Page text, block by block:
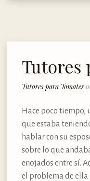
Tutores
Tutores para Tomates
Hace poco tiempo,
que estaba
hablar con su
sobre lo que
enojados entre sí.
el problema de ella